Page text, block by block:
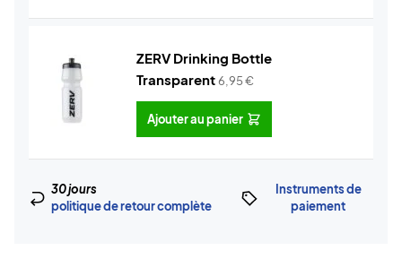
ZERV Drinking Bottle
Transparent6,95€
Ajouter au panier
30 jours
politique de retour complète
Instruments de
paiement